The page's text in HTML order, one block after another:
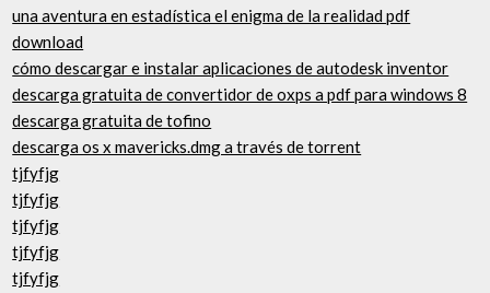
una aventura en estadística el enigma de la realidad pdf
download
cómo descargar e instalar aplicaciones de autodesk inventor
descarga gratuita de convertidor de oxps a pdf para windows 8
descarga gratuita de tofino
descarga os x mavericks.dmg a través de torrent
tjfyfjg
tjfyfjg
tjfyfjg
tjfyfjg
tjfyfjg